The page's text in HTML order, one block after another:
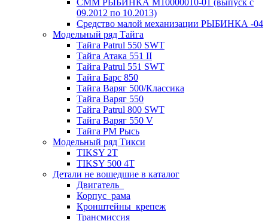
СММ РЫБИНКА M10000010-01 (выпуск с
09.2012 по 10.2013)
Средство малой механизации РЫБИНКА -04
Модельный ряд Тайга
Тайга Patrul 550 SWT
Тайга Атака 551 II
Тайга Patrul 551 SWT
Тайга Барс 850
Тайга Варяг 500/Классика
Тайга Варяг 550
Тайга Patrul 800 SWT
Тайга Варяг 550 V
Тайга РМ Рысь
Модельный ряд Тикси
TIKSY 2T
TIKSY 500 4T
Детали не вошедшие в каталог
Двигатель_
Корпус_рама
Кронштейны_крепеж
Трансмиссия_